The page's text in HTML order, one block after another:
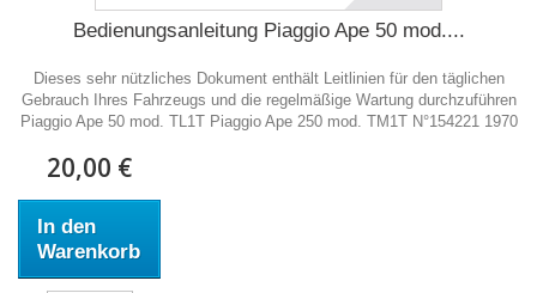
Bedienungsanleitung Piaggio Ape 50 mod....
Dieses sehr nützliches Dokument enthält Leitlinien für den täglichen
Gebrauch Ihres Fahrzeugs und die regelmäßige Wartung durchzuführen
Piaggio Ape 50 mod. TL1T Piaggio Ape 250 mod. TM1T N°154221 1970
20,00 €
In den
Warenkorb